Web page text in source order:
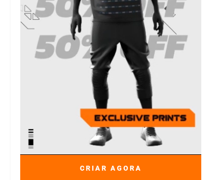
CRIAR AGORA